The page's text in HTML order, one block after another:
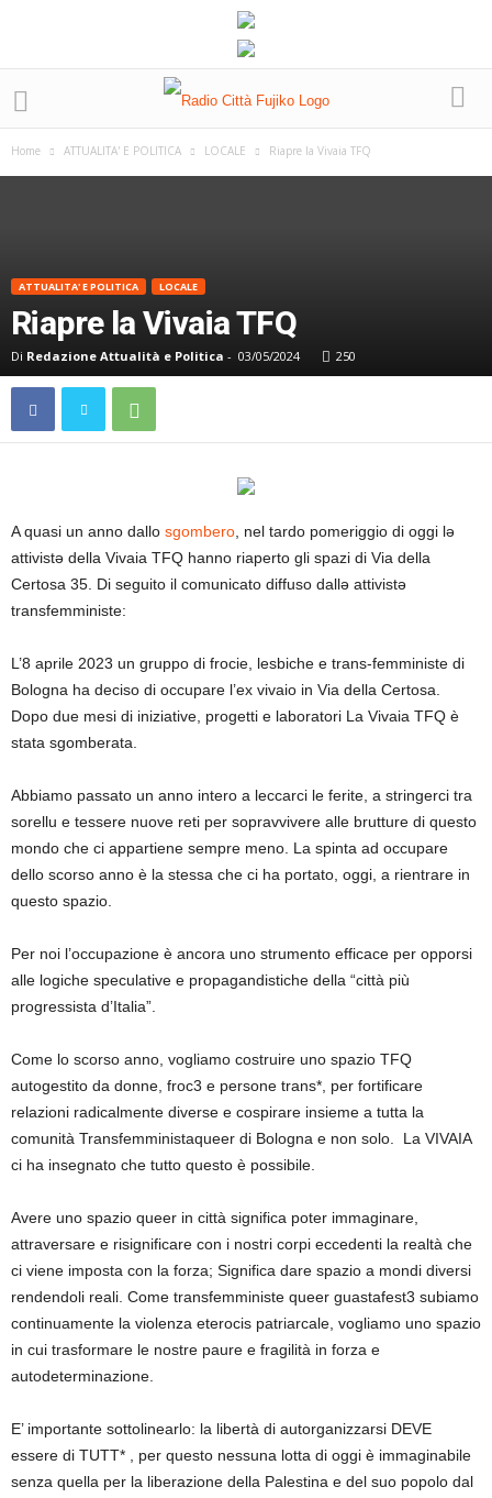
Home ATTUALITA' E POLITICA LOCALE Riapre la Vivaia TFQ
ATTUALITA' E POLITICA LOCALE
Riapre la Vivaia TFQ
Di Redazione Attualità e Politica - 03/05/2024 250
A quasi un anno dallo sgombero , nel tardo pomeriggio di oggi lə
attivistə della Vivaia TFQ hanno riaperto gli spazi di Via della
Certosa 35. Di seguito il comunicato diffuso dallə attivistə
transfemministe:
L’8 aprile 2023 un gruppo di frocie, lesbiche e trans-femministe di
Bologna ha deciso di occupare l’ex vivaio in Via della Certosa.
Dopo due mesi di iniziative, progetti e laboratori La Vivaia TFQ è
stata sgomberata.
Abbiamo passato un anno intero a leccarci le ferite, a stringerci tra
sorellu e tessere nuove reti per sopravvivere alle brutture di questo
mondo che ci appartiene sempre meno. La spinta ad occupare
dello scorso anno è la stessa che ci ha portato, oggi, a rientrare in
questo spazio.
Per noi l’occupazione è ancora uno strumento efficace per opporsi
alle logiche speculative e propagandistiche della “città più
progressista d’Italia”.
Come lo scorso anno, vogliamo costruire uno spazio TFQ
autogestito da donne, froc3 e persone trans*, per fortificare
relazioni radicalmente diverse e cospirare insieme a tutta la
comunità Transfemministaqueer di Bologna e non solo. La VIVAIA
ci ha insegnato che tutto questo è possibile.
Avere uno spazio queer in città significa poter immaginare,
attraversare e risignificare con i nostri corpi eccedenti la realtà che
ci viene imposta con la forza; Significa dare spazio a mondi diversi
rendendoli reali. Come transfemministe queer guastafest3 subiamo
continuamente la violenza eterocis patriarcale, vogliamo uno spazio
in cui trasformare le nostre paure e fragilità in forza e
autodeterminazione.
E’ importante sottolinearlo: la libertà di autorganizzarsi DEVE
essere di TUTT* , per questo nessuna lotta di oggi è immaginabile
senza quella per la liberazione della Palestina e del suo popolo dal